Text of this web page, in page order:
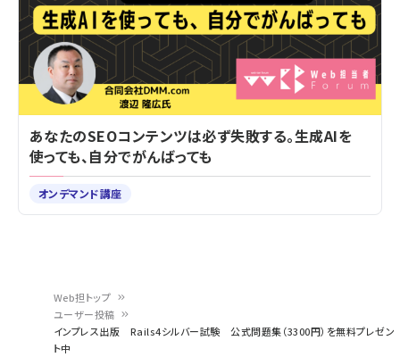
Web担トップ
ユーザー投稿
インプレス出版 Rails4シルバー試験 公式問題集（3300円）を無料プレゼン
ト中
あなたのSEOコンテンツは必ず失敗する。生成AIを
使っても、自分でがんばっても
オンデマンド講座